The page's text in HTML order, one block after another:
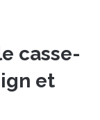
casse-
et